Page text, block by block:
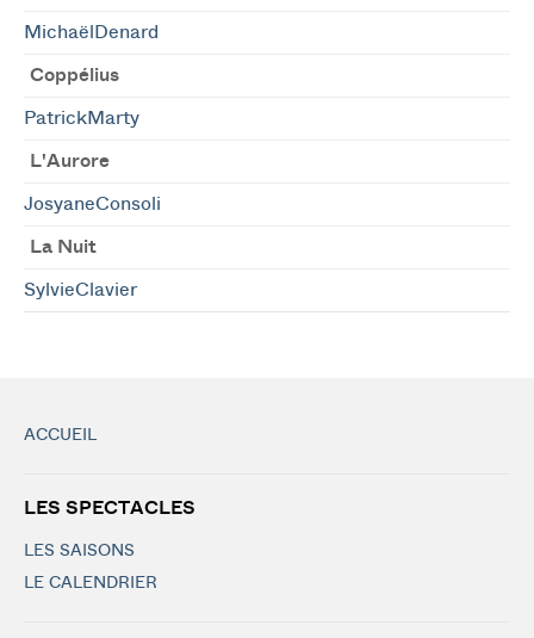
MichaëlDenard
Coppélius
PatrickMarty
L'Aurore
JosyaneConsoli
La Nuit
SylvieClavier
ACCUEIL
LES SPECTACLES
LES SAISONS
LE CALENDRIER